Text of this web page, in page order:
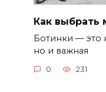
Как выбрать
Ботинки — это
но и важная
0 231